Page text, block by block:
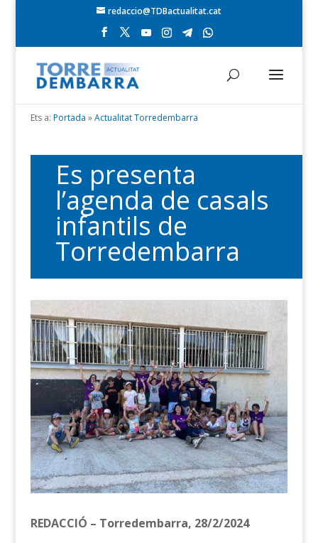
redaccio@TDBactualitat.cat
Ets a: Portada »Actualitat Torredembarra
Es presenta
l’agenda de casals
infantils de
Torredembarra
REDACCIÓ – Torredembarra, 28/2/2024